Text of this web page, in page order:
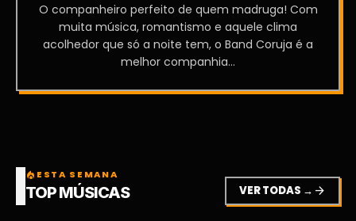
O companheiro perfeito de quem madruga! Com
muita música, romantismo e aquele clima
acolhedor que só a noite tem, o Band Coruja é a
melhor companhia...
local_fire_department ESTA SEMANA
TOP MÚSICAS VER TODAS → arrow_forward